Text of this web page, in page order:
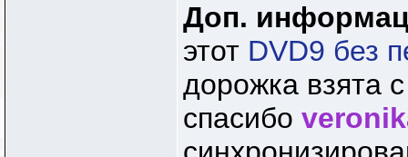
Доп.
этот DVD9 без
дорожка взята
спасибо